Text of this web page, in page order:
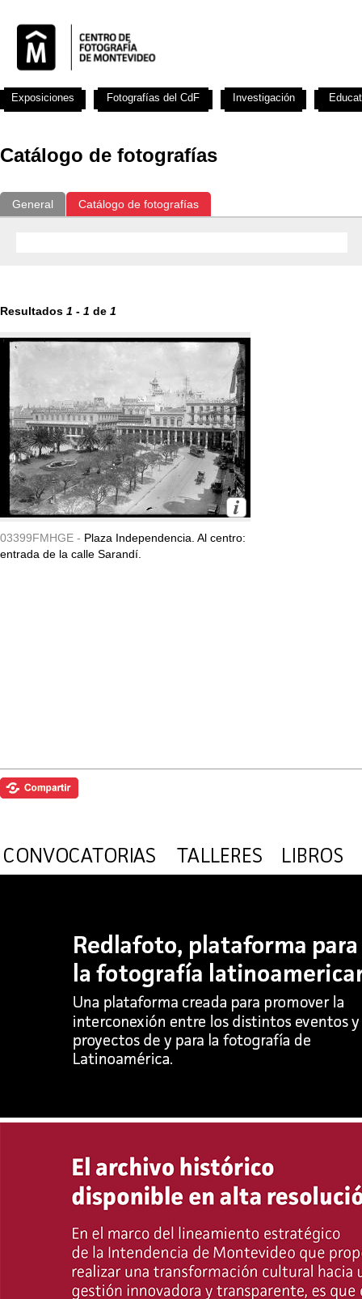
Catálogo de fotografías
General Catálogo de fotografías
Resultados 1 - 1 de 1
03399FMHGE - Plaza Independencia. Al centro:
entrada de la calle Sarandí.
Exposiciones Fotografías del CdF Investigación